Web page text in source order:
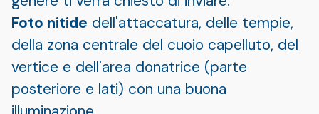
Foto nitide dell'attaccatura, delle tempie,
della zona centrale del cuoio capelluto, del
vertice e dell'area donatrice (parte
posteriore e lati) con una buona